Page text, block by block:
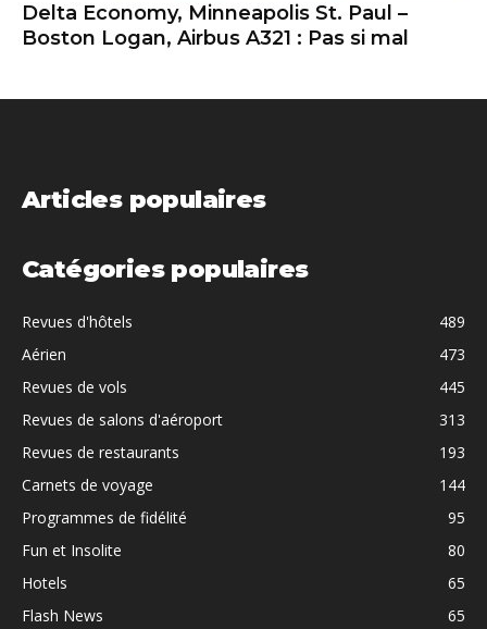
Delta Economy, Minneapolis St. Paul –
Boston Logan, Airbus A321 : Pas si mal
Articles populaires
Catégories populaires
Revues d'hôtels
489
Aérien
473
Revues de vols
445
Revues de salons d'aéroport
313
Revues de restaurants
193
Carnets de voyage
144
Programmes de fidélité
95
Fun et Insolite
80
Hotels
65
Flash News
65